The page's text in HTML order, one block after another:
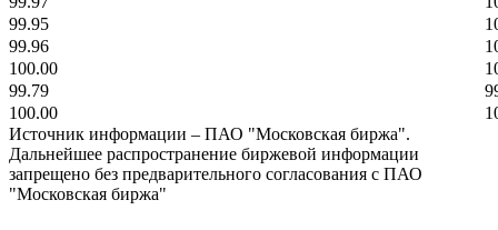
99.95
99.96
100.00
99.79
100.00
Источник информации – ПАО "Московская биржа".
Дальнейшее распространение биржевой информации
запрещено без предварительного согласования с ПАО
"Московская биржа"